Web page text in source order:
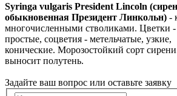
Syringa vulgaris President Lincoln (
обыкновенная Президент Линкольн) -
многочисленными стволиками. Цветки -
простые, соцветия - метельчатые, узкие,
конические. Морозостойкий сорт
выносит полутень.
Задайте ваш вопрос или оставьте заявку